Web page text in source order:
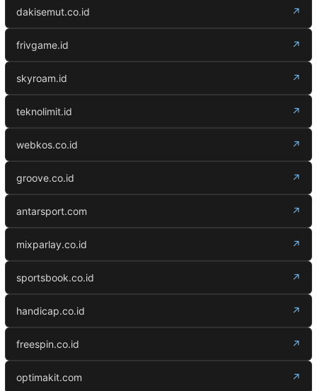
dakisemut.co.id ↗
frivgame.id ↗
skyroam.id ↗
teknolimit.id ↗
webkos.co.id ↗
groove.co.id ↗
antarsport.com ↗
mixparlay.co.id ↗
sportsbook.co.id ↗
handicap.co.id ↗
freespin.co.id ↗
optimakit.com ↗